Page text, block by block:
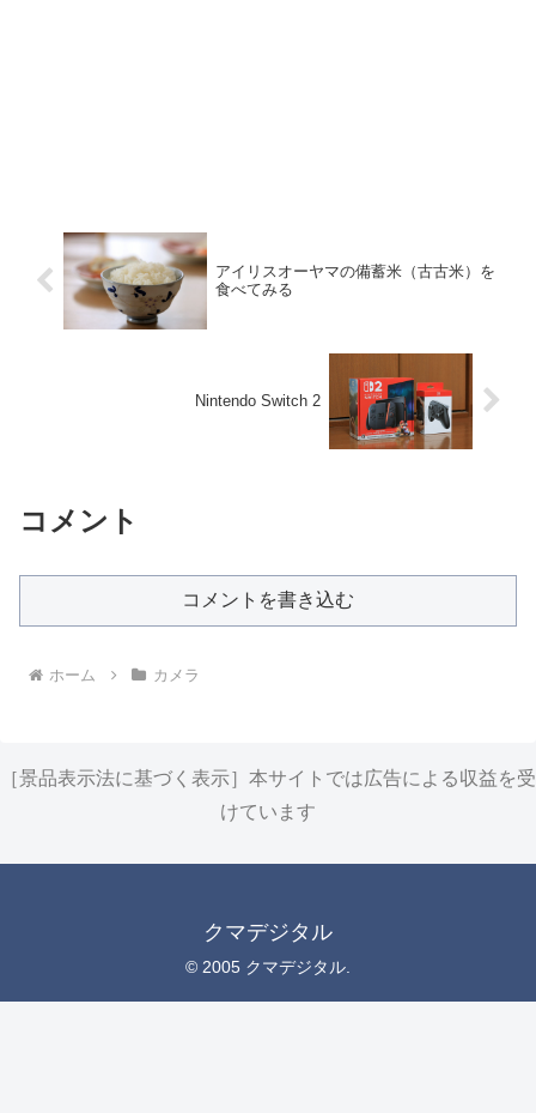
アイリスオーヤマの備蓄米（古古米）を
食べてみる
Nintendo Switch 2
コメント
コメントを書き込む
ホーム カメラ
［景品表示法に基づく表示］本サイトでは広告による収益を受
けています
クマデジタル
© 2005 クマデジタル.